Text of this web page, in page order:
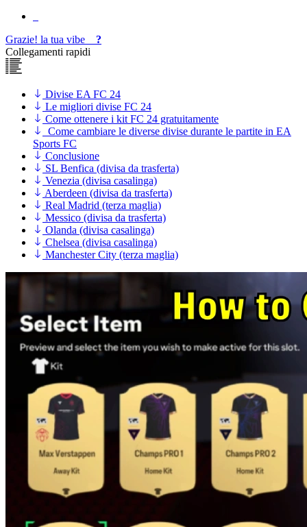
Grazie! la tua vibe
?
Collegamenti rapidi
Divise EA FC 24
Le migliori divise FC 24
Come ottenere i kit FC 24 gratuitamente
Come cambiare le diverse divise durante le partite in EA
Sports FC
Conclusione
SL Benfica (divisa da trasferta)
Venezia (divisa casalinga)
Aberdeen (divisa da trasferta)
Real Madrid (terza maglia)
Messico (divisa da trasferta)
Olanda (divisa casalinga)
Chelsea (divisa casalinga)
Manchester City (terza maglia)